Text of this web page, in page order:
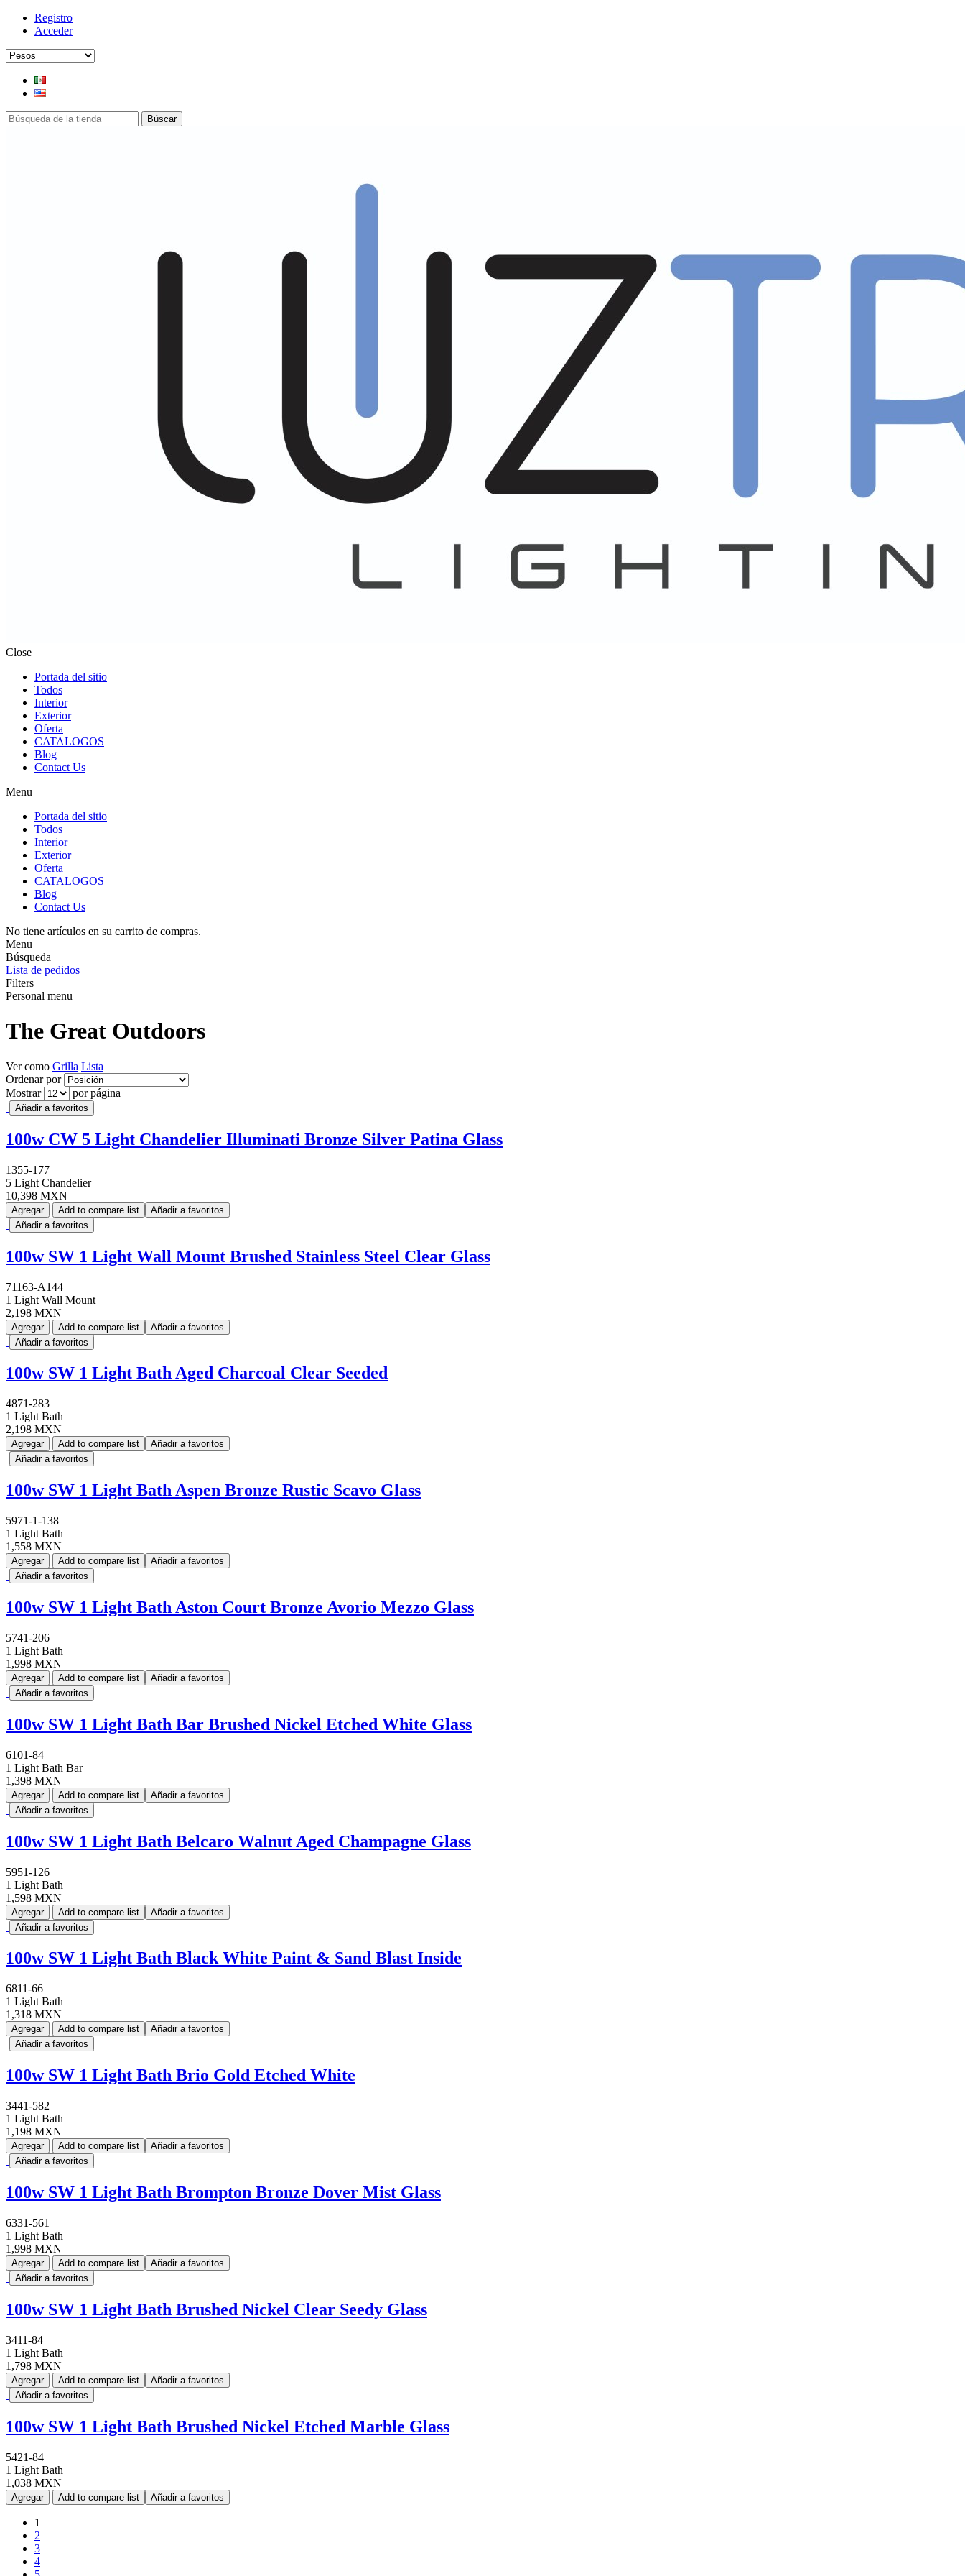
Registro
Acceder
Búscar
Close
Portada del sitio
Todos
Interior
Exterior
Oferta
CATALOGOS
Blog
Contact Us
Menu
Portada del sitio
Todos
Interior
Exterior
Oferta
CATALOGOS
Blog
Contact Us
No tiene artículos en su carrito de compras.
Menu
Búsqueda
Lista de pedidos
Filters
Personal menu
The Great Outdoors
Ver como Grilla Lista
Ordenar por
Mostrar
por página
Añadir a favoritos
100w CW 5 Light Chandelier Illuminati Bronze Silver Patina Glass
1355-177
5 Light Chandelier
10,398 MXN
Agregar Add to compare list
Añadir a favoritos
Añadir a favoritos
100w SW 1 Light Wall Mount Brushed Stainless Steel Clear Glass
71163-A144
1 Light Wall Mount
2,198 MXN
Agregar Add to compare list
Añadir a favoritos
Añadir a favoritos
100w SW 1 Light Bath Aged Charcoal Clear Seeded
4871-283
1 Light Bath
2,198 MXN
Agregar Add to compare list
Añadir a favoritos
Añadir a favoritos
100w SW 1 Light Bath Aspen Bronze Rustic Scavo Glass
5971-1-138
1 Light Bath
1,558 MXN
Agregar Add to compare list
Añadir a favoritos
Añadir a favoritos
100w SW 1 Light Bath Aston Court Bronze Avorio Mezzo Glass
5741-206
1 Light Bath
1,998 MXN
Agregar Add to compare list
Añadir a favoritos
Añadir a favoritos
100w SW 1 Light Bath Bar Brushed Nickel Etched White Glass
6101-84
1 Light Bath Bar
1,398 MXN
Agregar Add to compare list
Añadir a favoritos
Añadir a favoritos
100w SW 1 Light Bath Belcaro Walnut Aged Champagne Glass
5951-126
1 Light Bath
1,598 MXN
Agregar Add to compare list
Añadir a favoritos
Añadir a favoritos
100w SW 1 Light Bath Black White Paint & Sand Blast Inside
6811-66
1 Light Bath
1,318 MXN
Agregar Add to compare list
Añadir a favoritos
Añadir a favoritos
100w SW 1 Light Bath Brio Gold Etched White
3441-582
1 Light Bath
1,198 MXN
Agregar Add to compare list
Añadir a favoritos
Añadir a favoritos
100w SW 1 Light Bath Brompton Bronze Dover Mist Glass
6331-561
1 Light Bath
1,998 MXN
Agregar Add to compare list
Añadir a favoritos
Añadir a favoritos
100w SW 1 Light Bath Brushed Nickel Clear Seedy Glass
3411-84
1 Light Bath
1,798 MXN
Agregar Add to compare list
Añadir a favoritos
Añadir a favoritos
100w SW 1 Light Bath Brushed Nickel Etched Marble Glass
5421-84
1 Light Bath
1,038 MXN
Agregar Add to compare list Añadir a favoritos
1
2
3
4